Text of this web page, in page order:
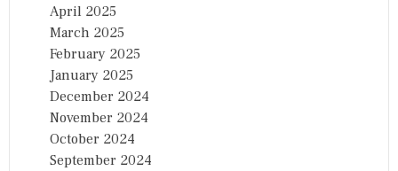
April 2025
March 2025
February 2025
January 2025
December 2024
November 2024
October 2024
September 2024